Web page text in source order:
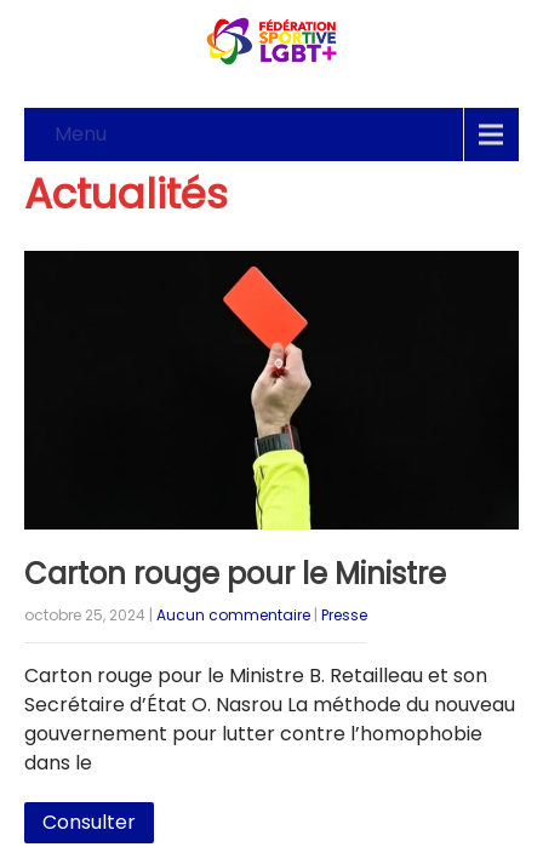
Menu
Actualités
Carton rouge pour le Ministre
octobre 25, 2024 | Aucun commentaire | Presse
Carton rouge pour le Ministre B. Retailleau et son
Secrétaire d’État O. Nasrou La méthode du nouveau
gouvernement pour lutter contre l’homophobie
dans le
Consulter